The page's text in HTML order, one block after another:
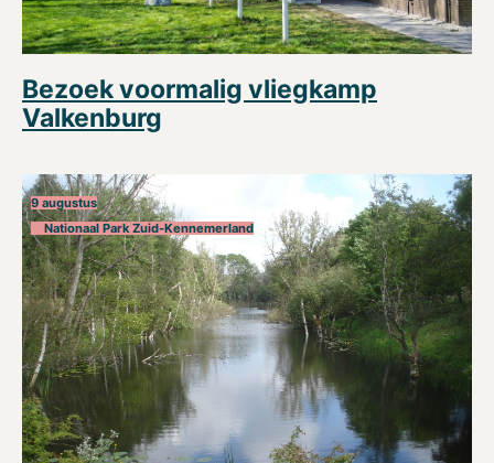
Bezoek voormalig vliegkamp
Valkenburg
9 augustus
Nationaal Park Zuid-Kennemerland